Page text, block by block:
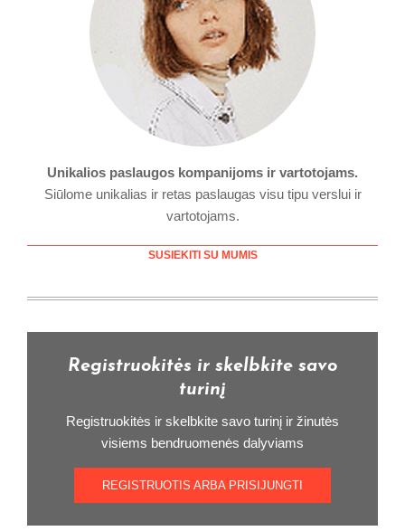
Unikalios paslaugos kompanijoms ir vartotojams.
Siūlome unikalias ir retas paslaugas visu tipu verslui ir
vartotojams.
SUSIEKITI SU MUMIS
Registruokitės ir skelbkite savo
turinį
Registruokitės ir skelbkite savo turinį ir žinutės
visiems bendruomenės dalyviams
REGISTRUOTIS ARBA PRISIJUNGTI